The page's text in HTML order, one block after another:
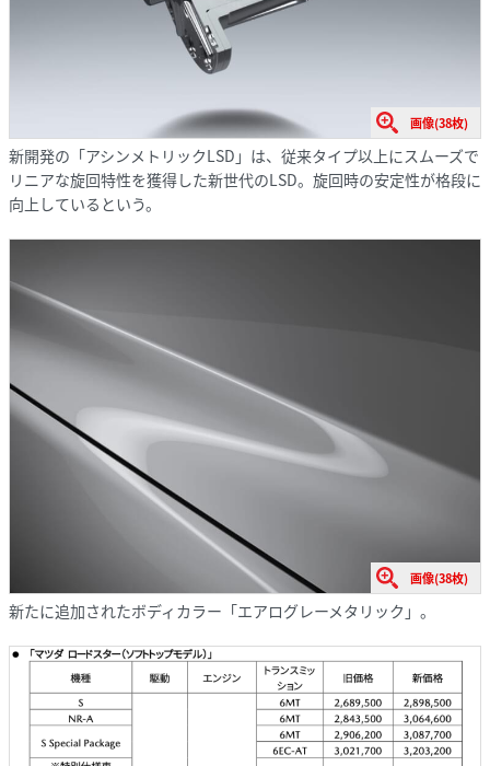
画像(38枚)
新開発の「アシンメトリックLSD」は、従来タイプ以上にスムーズで
リニアな旋回特性を獲得した新世代のLSD。旋回時の安定性が格段に
向上しているという。
画像(38枚)
新たに追加されたボディカラー「エアログレーメタリック」。